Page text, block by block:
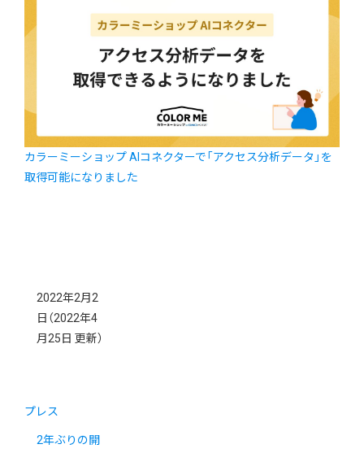
カラーミーショップ AIコネクターで「アクセス分析データ」を
取得可能になりました
2022年2月2
日 （2022年4
月25日 更新）
プレス
2年ぶりの開